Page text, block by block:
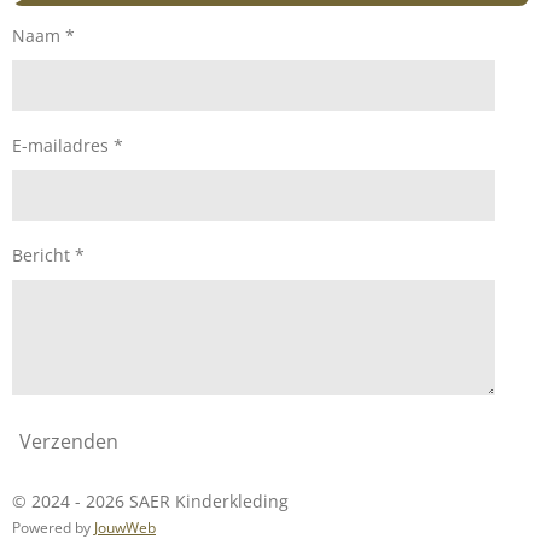
Naam *
E-mailadres *
Bericht *
Verzenden
© 2024 - 2026 SAER Kinderkleding
Powered by JouwWeb